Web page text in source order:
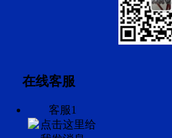
在线客服
客服1